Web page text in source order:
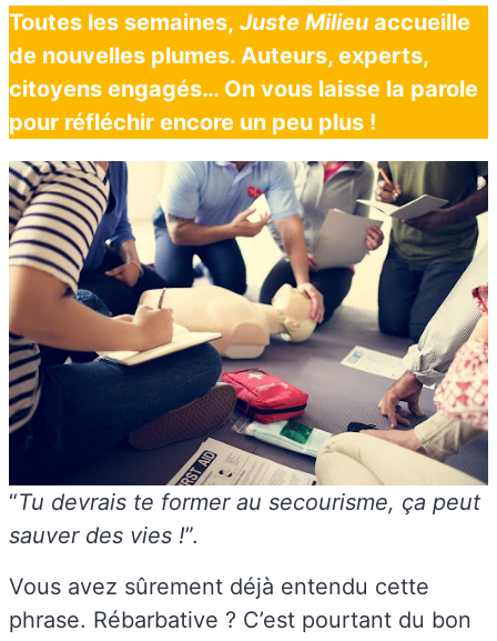
Toutes les semaines, Juste Milieu accueille
de nouvelles plumes. Auteurs, experts,
citoyens engagés… On vous laisse la parole
pour réfléchir encore un peu plus !
“Tu devrais te former au secourisme, ça peut
sauver des vies !”.
Vous avez sûrement déjà entendu cette
phrase. Rébarbative ? C’est pourtant du bon